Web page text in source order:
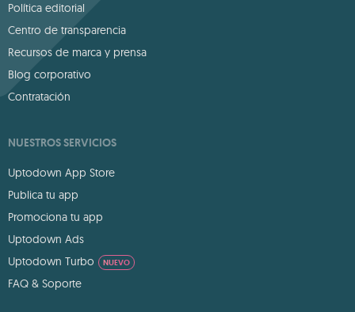
Política editorial
Centro de transparencia
Recursos de marca y prensa
Blog corporativo
Contratación
NUESTROS SERVICIOS
Uptodown App Store
Publica tu app
Promociona tu app
Uptodown Ads
Uptodown Turbo
NUEVO
FAQ & Soporte